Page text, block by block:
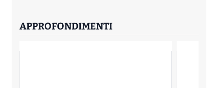
APPROFONDIMENTI